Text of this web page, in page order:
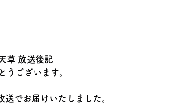
草 放送後記
うございます。
でお届けいたしました。